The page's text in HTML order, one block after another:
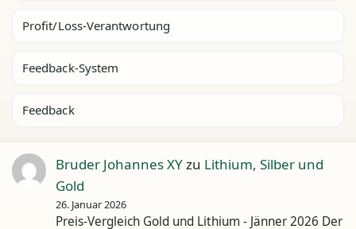
Profit/Loss-Verantwortung
Feedback-System
Feedback
Bruder Johannes XYzu Lithium, Silber und
Gold
26. Januar 2026
Preis-Vergleich Gold und Lithium - Jänner 2026 Der